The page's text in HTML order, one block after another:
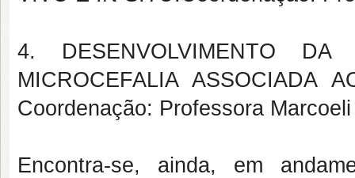
4. DESENVOLVIMENTO
MICROCEFALIA ASSOCIADA
Coordenação: Professora
Encontra-se, ainda, em